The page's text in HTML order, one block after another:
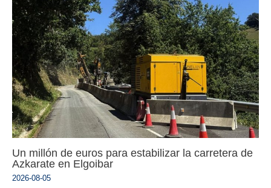
Un millón de euros para estabilizar la carretera de
Azkarate en Elgoibar
2026-08-05